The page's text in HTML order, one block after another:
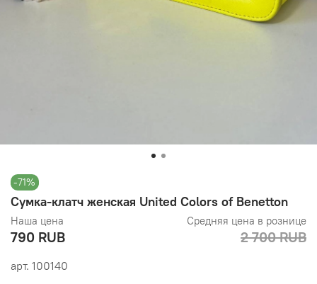
-71%
арт. 100140
Сумка-клатч женская United Colors of Benetton
Наша цена
790 RUB
Средняя цена в рознице
2 700 RUB